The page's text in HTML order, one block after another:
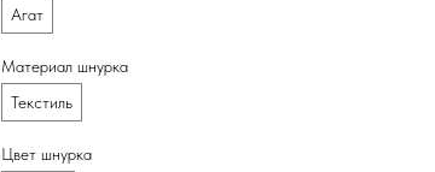
Агат
Материал шнурка
Текстиль
Цвет шнурка